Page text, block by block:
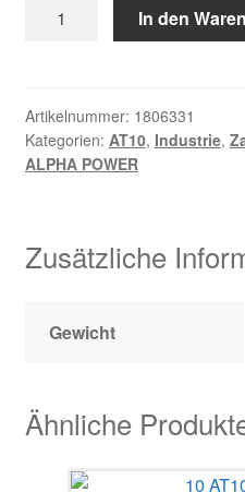
Warenkorb
Zahlungsarten
AT10
AP
Menge
In den
Artikelnummer: 1806331
Kategorien: AT10, Industrie,
ALPHA POWER
Zusätzliche
Gewicht
Ähnliche